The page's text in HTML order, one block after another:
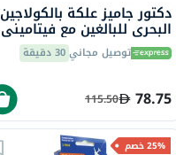
دكتور جاميز علكة بالكولاجين
البحري للبالغين مع فيتاميني
ج وهـ، حزمة من 60
توصيل مجاني30 دقيقة
78.75
115.50
25% خصم